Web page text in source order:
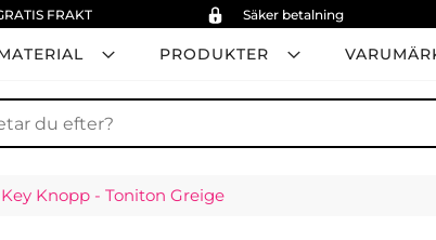
FRAKT Säker betalning
PRODUKTER
Key Knopp - Toniton Greige